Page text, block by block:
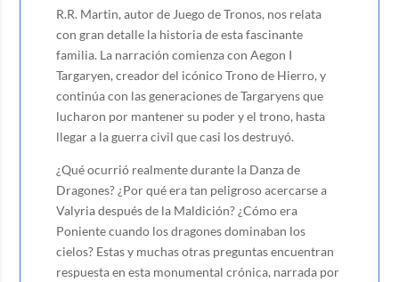
R.R. Martin, autor de Juego de Tronos, nos relata
con gran detalle la historia de esta fascinante
familia. La narración comienza con Aegon I
Targaryen, creador del icónico Trono de Hierro, y
continúa con las generaciones de Targaryens que
lucharon por mantener su poder y el trono, hasta
llegar a la guerra civil que casi los destruyó.
¿Qué ocurrió realmente durante la Danza de
Dragones? ¿Por qué era tan peligroso acercarse a
Valyria después de la Maldición? ¿Cómo era
Poniente cuando los dragones dominaban los
cielos? Estas y muchas otras preguntas encuentran
respuesta en esta monumental crónica, narrada por